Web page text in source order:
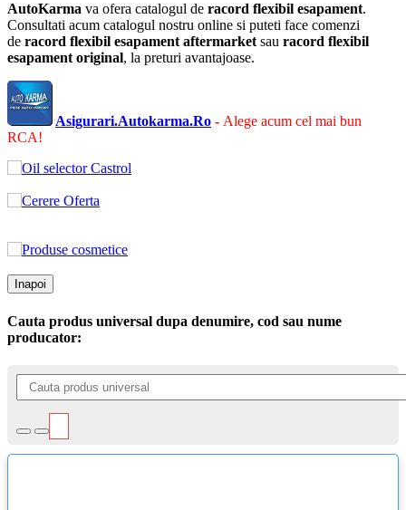
AutoKarma va ofera catalogul de racord flexibil esapament.
Consultati acum catalogul nostru online si puteti face comenzi
de racord flexibil esapamentaftermarketsau racord flexibil
esapamentoriginal, la preturi avantajoase.
Asigurari.Autokarma.Ro - Alege acum cel mai bun
RCA!
Inapoi
Cauta produs universal dupa denumire, cod sau nume
producator: